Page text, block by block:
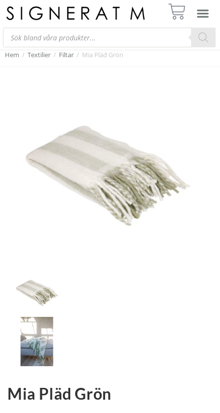
Hem / Textilier / Filtar / Mia Pläd Grön
Mia Pläd Grön